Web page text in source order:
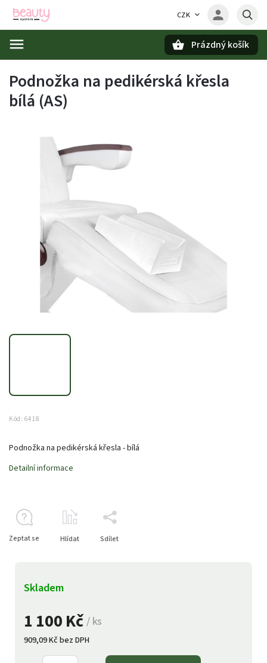
CZK
Prázdný košík
Podnožka na pedikérská křesla
bílá (AS)
Kód: 6418
1 100 Kč/ ks
909,09 Kč bez DPH
Skladem
Podnožka na pedikérská křesla - bílá
Detailní informace
Zeptat se Hlídat Sdílet